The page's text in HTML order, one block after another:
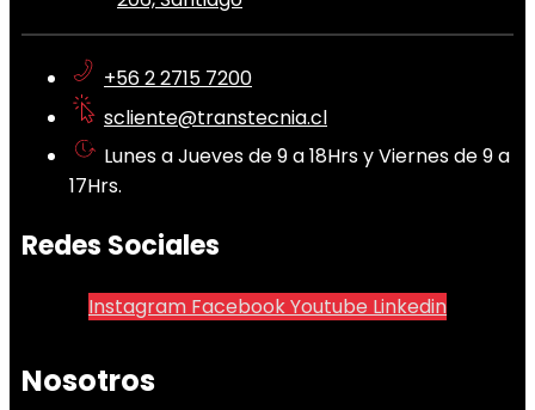
+56 2 2715 7200
scliente@transtecnia.cl
Lunes a Jueves de 9 a 18Hrs y Viernes de 9 a
17Hrs.
Redes Sociales
Instagram FacebookYoutube Linkedin
Nosotros